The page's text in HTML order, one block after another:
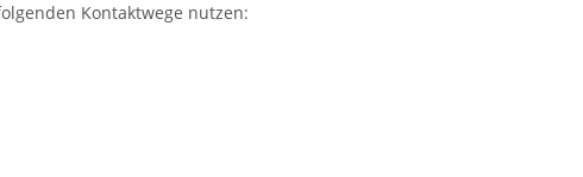
Kontaktwege nutzen: